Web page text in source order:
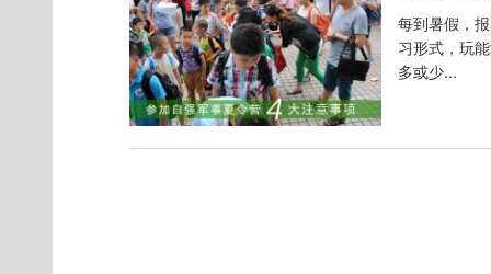
每到暑假，
习形式，玩
多或少...